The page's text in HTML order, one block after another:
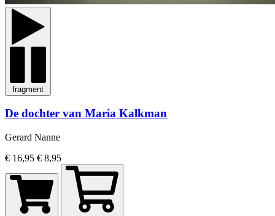
fragment
De dochter van Maria Kalkman
Gerard Nanne
€ 16,95 € 8,95